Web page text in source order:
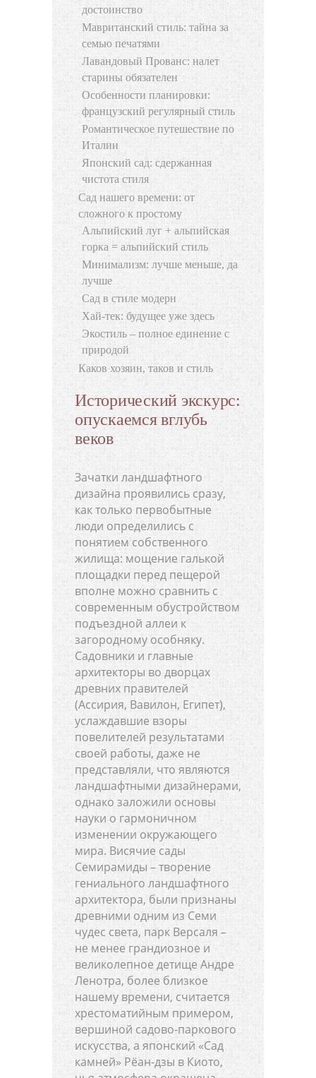
достоинство
Мавританский стиль: тайна за
семью печатями
Лавандовый Прованс: налет
старины обязателен
Особенности планировки:
французский регулярный стиль
Романтическое путешествие по
Италии
Японский сад: сдержанная
чистота стиля
Сад нашего времени: от
сложного к простому
Альпийский луг + альпийская
горка = альпийский стиль
Минимализм: лучше меньше, да
лучше
Сад в стиле модерн
Хай-тек: будущее уже здесь
Экостиль – полное единение с
природой
Каков хозяин, таков и стиль
Исторический экскурс:
опускаемся вглубь
веков
Зачатки ландшафтного
дизайна проявились сразу,
как только первобытные
люди определились с
понятием собственного
жилища: мощение галькой
площадки перед пещерой
вполне можно сравнить с
современным обустройством
подъездной аллеи к
загородному особняку.
Садовники и главные
архитекторы во дворцах
древних правителей
(Ассирия, Вавилон, Египет),
услаждавшие взоры
повелителей результатами
своей работы, даже не
представляли, что являются
ландшафтными дизайнерами,
однако заложили основы
науки о гармоничном
изменении окружающего
мира. Висячие сады
Семирамиды – творение
гениального ландшафтного
архитектора, были признаны
древними одним из Семи
чудес света, парк Версаля –
не менее грандиозное и
великолепное детище Андре
Ленотра, более близкое
нашему времени, считается
хрестоматийным примером,
вершиной садово-паркового
искусства, а японский «Сад
камней» Рёан-дзы в Киото,